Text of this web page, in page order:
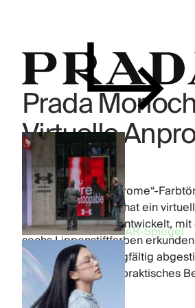
AR-Spiegel
Prada
Virtuelle
Industry: Beauty
Product: AR-Filter
Die „Prada Monochrome“-
mittels AR. FFFACE hat ein
Erlebnis für TikTok entwickelt,
sechs Lippenstiftfarben
Farbübergänge sorgfältig
ein natürliches und praktisches
ermöglichen.